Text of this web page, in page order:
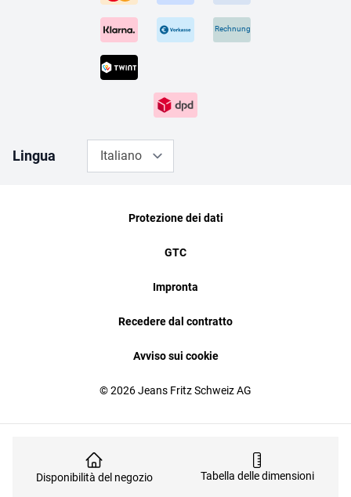
Disponibilità del negozio Tabella delle dimensioni
Rechnung
Lingua Italiano
© 2026 Jeans Fritz Schweiz AG
Protezione dei dati
GTC
Impronta
Recedere dal contratto
Avviso sui cookie